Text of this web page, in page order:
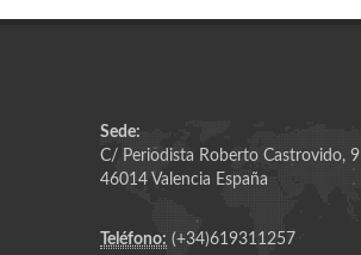
Sede:
C/ Periodista Roberto Castrovido, 9
46014 Valencia España
Teléfono: (+34)619311257